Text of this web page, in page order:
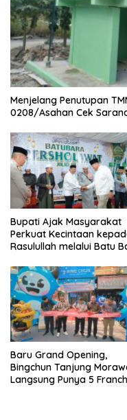
Menjelang Penutupan
0208/Asahan Cek
Bupati Ajak Masyarakat
Perkuat Kecintaan
Rasulullah melalui Batu
‎Baru Grand Opening,
Bingchun Tanjung
Langsung Punya 5